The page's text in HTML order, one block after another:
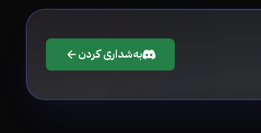
بەشداری کردن